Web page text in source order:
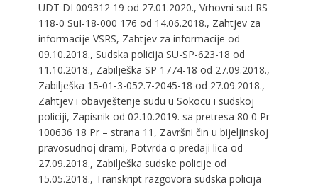
UDT DI 009312 19 od 27.01.2020., Vrhovni sud RS
118-0 SuI-18-000 176 od 14.06.2018., Zahtjev za
informacije VSRS, Zahtjev za informacije od
09.10.2018., Sudska policija SU-SP-623-18 od
11.10.2018., Zabilješka SP 1774-18 od 27.09.2018.,
Zabilješka 15-01-3-052.7-2045-18 od 27.09.2018.,
Zahtjev i obavještenje sudu u Sokocu i sudskoj
policiji, Zapisnik od 02.10.2019. sa pretresa 80 0 Pr
100636 18 Pr – strana 11, Završni čin u bijeljinskoj
pravosudnoj drami, Potvrda o predaji lica od
27.09.2018., Zabilješka sudske policije od
15.05.2018., Transkript razgovora sudska policija